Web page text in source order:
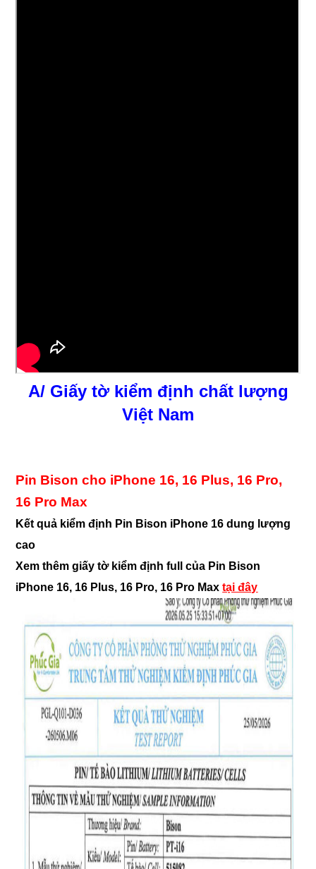
A/ Giấy tờ kiểm định chất lượng
Việt Nam
Pin Bison cho iPhone 16, 16 Plus, 16 Pro,
16 Pro Max
Kết quả kiểm định Pin Bison iPhone 16 dung lượng
cao
Xem thêm giấy tờ kiểm định full của Pin Bison
iPhone 16, 16 Plus, 16 Pro, 16 Pro Maxtại đây